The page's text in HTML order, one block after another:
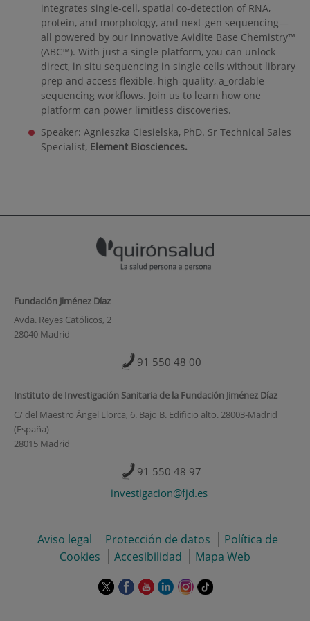
integrates single-cell, spatial co-detection of RNA,
protein, and morphology, and next-gen sequencing—
all powered by our innovative Avidite Base Chemistry™
(ABC™). With just a single platform, you can unlock
direct, in situ sequencing in single cells without library
prep and access flexible, high-quality, a_ordable
sequencing workflows. Join us to learn how one
platform can power limitless discoveries.
Speaker: Agnieszka Ciesielska, PhD. Sr Technical Sales
Specialist, Element Biosciences.
Fundación Jiménez Díaz
Avda. Reyes Católicos, 2
28040 Madrid
91 550 48 00
Instituto de Investigación Sanitaria de la Fundación Jiménez Díaz
C/ del Maestro Ángel Llorca, 6. Bajo B. Edificio alto. 28003-Madrid
(España)
28015 Madrid
91 550 48 97
investigacion@fjd.es
Aviso legal Protección de datos
Política de
Cookies
Accesibilidad Mapa Web
Este EsteEste EsteEste Enlace